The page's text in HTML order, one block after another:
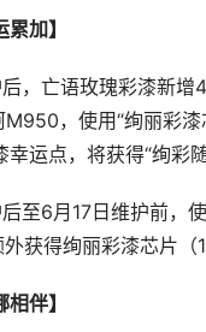
加】
亡语玫瑰彩漆新增4
，使用“绚丽彩
运点，将获得“绚彩
6月17日维护前，使
获得绚丽彩漆芯片（
伴】